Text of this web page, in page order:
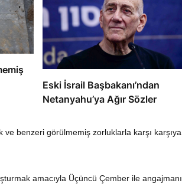
Eski İsrail Başbakanı’ndan
Netanyahu’ya Ağır Sözler
ve benzeri görülmemiş zorluklarla karşı karşıya
amacıyla Üçüncü Çember ile angajmanı